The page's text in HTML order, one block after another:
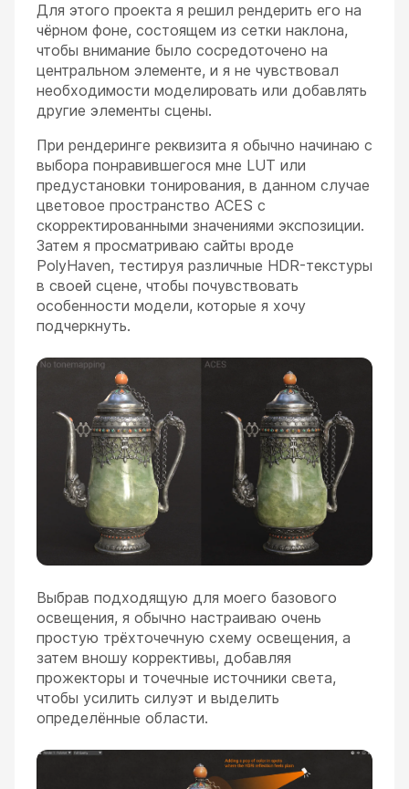
Для этого проекта я решил рендерить его на
чёрном фоне, состоящем из сетки наклона,
чтобы внимание было сосредоточено на
центральном элементе, и я не чувствовал
необходимости моделировать или добавлять
другие элементы сцены.
При рендеринге реквизита я обычно начинаю с
выбора понравившегося мне LUT или
предустановки тонирования, в данном случае
цветовое пространство ACES с
скорректированными значениями экспозиции.
Затем я просматриваю сайты вроде
PolyHaven, тестируя различные HDR-текстуры
в своей сцене, чтобы почувствовать
особенности модели, которые я хочу
подчеркнуть.
Выбрав подходящую для моего базового
освещения, я обычно настраиваю очень
простую трёхточечную схему освещения, а
затем вношу коррективы, добавляя
прожекторы и точечные источники света,
чтобы усилить силуэт и выделить
определённые области.